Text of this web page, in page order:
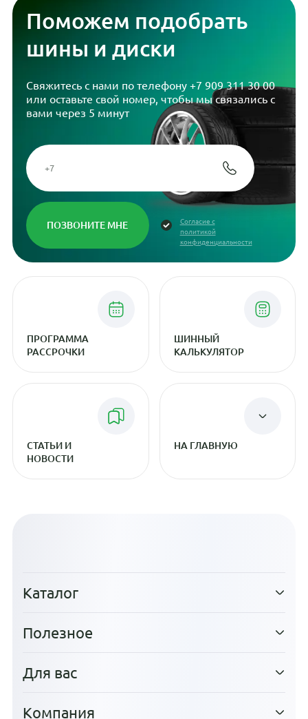
Поможем подобрать
шины и диски
Свяжитесь с нами по телефону +7 909 311 30 00
или оставьте свой номер, чтобы мы связались с
вами через 5 минут
Согласие с
политикой
конфиденциальности
ПРОГРАММА
РАССРОЧКИ
ШИННЫЙ
КАЛЬКУЛЯТОР
СТАТЬИ И
НОВОСТИ
НА ГЛАВНУЮ
Каталог
Полезное
Для вас
Компания